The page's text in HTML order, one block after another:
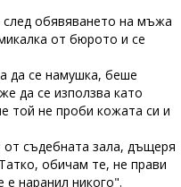
обявяването на мъжа
от бюрото и се
да се намушка, беше
да се използва като
той не проби кожата си и
съдебната зала, дъщеря
обичам те, не прави
наранил никого".